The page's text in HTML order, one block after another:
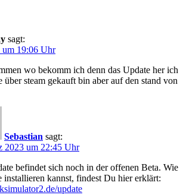
sagt:
19:06 Uhr
wo bekomm ich denn das Update her ich
über steam gekauft bin aber auf den stand von
Sebastian sagt:
2023 um 22:45 Uhr
befindet sich noch in der offenen Beta. Wie
installieren kannst, findest Du hier erklärt:
update